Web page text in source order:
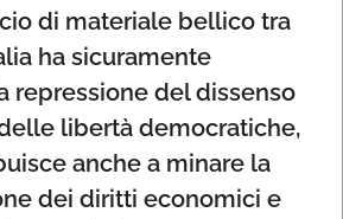
di materiale bellico tra
ha sicuramente
repressione del dissenso
libertà democratiche,
anche a minare la
dei diritti economici e